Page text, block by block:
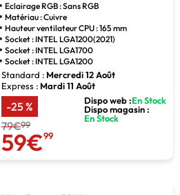
Eclairage RGB : Sans RGB
Matériau : Cuivre
Hauteur ventilateur CPU : 165 mm
Socket : INTEL LGA1200(2021)
Socket : INTEL LGA1700
Socket : INTEL LGA1200
Standard : Mercredi 12 Août
Express : Mardi 11 Août
-25 %
79€99
59€99
Dispo web :En Stock
Dispo magasin :
En Stock